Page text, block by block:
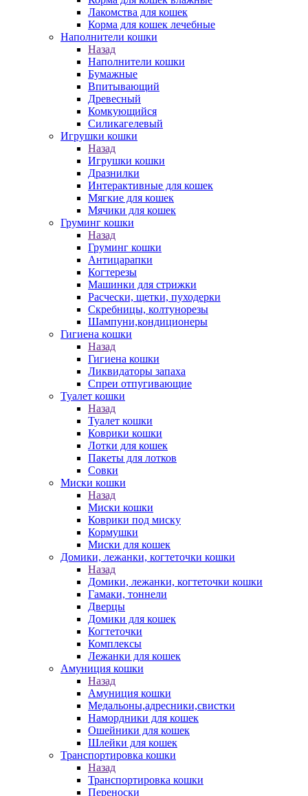
Лакомства для кошек
Корма для кошек лечебные
Наполнители кошки
Назад
Наполнители кошки
Бумажные
Впитывающий
Древесный
Комкующийся
Силикагелевый
Игрушки кошки
Назад
Игрушки кошки
Дразнилки
Интерактивные для кошек
Мягкие для кошек
Мячики для кошек
Груминг кошки
Назад
Груминг кошки
Антицарапки
Когтерезы
Машинки для стрижки
Расчески, щетки, пуходерки
Скребницы, колтунорезы
Шампуни,кондиционеры
Гигиена кошки
Назад
Гигиена кошки
Ликвидаторы запаха
Спреи отпугивающие
Туалет кошки
Назад
Туалет кошки
Коврики кошки
Лотки для кошек
Пакеты для лотков
Совки
Миски кошки
Назад
Миски кошки
Коврики под миску
Кормушки
Миски для кошек
Домики, лежанки, когтеточки кошки
Назад
Домики, лежанки, когтеточки кошки
Гамаки, тоннели
Дверцы
Домики для кошек
Когтеточки
Комплексы
Лежанки для кошек
Амуниция кошки
Назад
Амуниция кошки
Медальоны,адресники,свистки
Намордники для кошек
Ошейники для кошек
Шлейки для кошек
Транспортировка кошки
Назад
Транспортировка кошки
Переноски